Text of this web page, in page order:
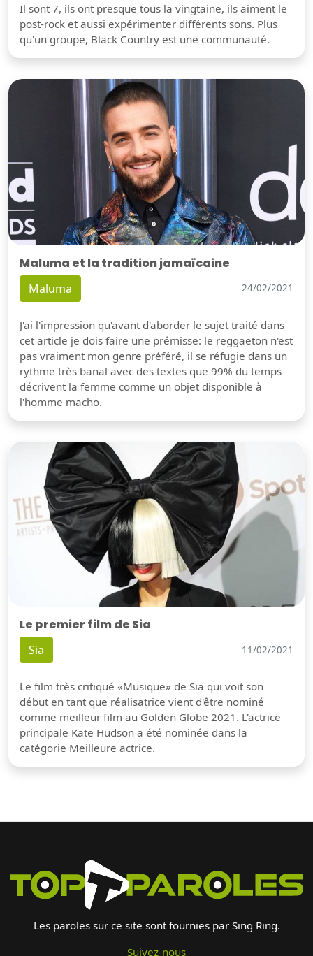
Il sont 7, ils ont presque tous la vingtaine, ils aiment le
post-rock et aussi expérimenter différents sons. Plus
qu'un groupe, Black Country est une communauté.
Maluma et la tradition jamaïcaine
Maluma 24/02/2021
J'ai l'impression qu'avant d'aborder le sujet traité dans
cet article je dois faire une prémisse: le reggaeton n'est
pas vraiment mon genre préféré, il se réfugie dans un
rythme très banal avec des textes que 99% du temps
décrivent la femme comme un objet disponible à
l'homme macho.
Le premier film de Sia
Sia 11/02/2021
Le film très critiqué «Musique» de Sia qui voit son
début en tant que réalisatrice vient d'être nominé
comme meilleur film au Golden Globe 2021. L'actrice
principale Kate Hudson a été nominée dans la
catégorie Meilleure actrice.
Les paroles sur ce site sont fournies par Sing Ring.
Suivez-nous